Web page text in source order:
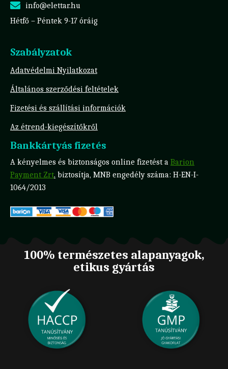
info@elettar.hu
Hétfő – Péntek 9-17 óráig
Szabályzatok
Adatvédelmi Nyilatkozat
Általános szerződési feltételek
Fizetési és szállítási információk
Az étrend-kiegészítőkről
Bankkártyás fizetés
A kényelmes és biztonságos online fizetést a Barion
Payment Zrt. biztosítja, MNB engedély száma: H-EN-I-
1064/2013
100% természetes alapanyagok,
etikus gyártás